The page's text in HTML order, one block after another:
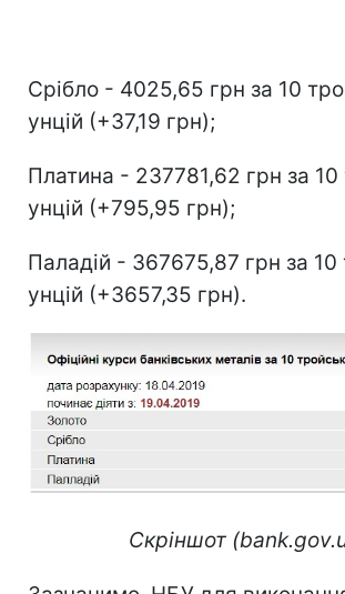
Срібло - 4025,65 грн за 10
унцій (+37,19 грн);
Платина - 237781,62 грн за 10
унцій (+795,95 грн);
Паладій - 367675,87 грн за 10
унцій (+3657,35 грн).
Скріншот